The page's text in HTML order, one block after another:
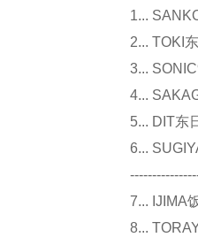
1...
2... TOKI
3...
4...
5... DIT东
6...
7... IJIMA
8...